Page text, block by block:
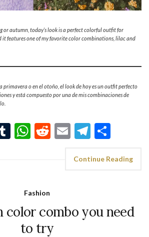
or autumn, today’s look is a perfect colorful outfit for
it features one of my favorite color combinations, lilac and
primavera o en el otoño, el look de hoy es un outfit perfecto
y está compuesto por una de mis combinaciones de
Tumblr
WhatsApp
Reddit
Email
Continue Reading
Fashion
color combo you need
to try